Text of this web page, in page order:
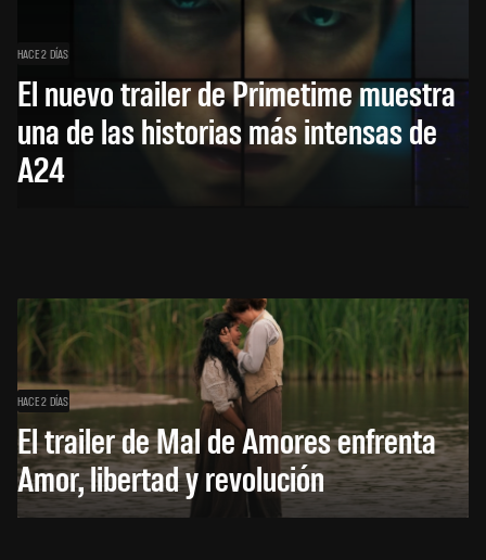
HACE 2 DÍAS
El nuevo trailer de Primetime muestra
una de las historias más intensas de
A24
HACE 2 DÍAS
El trailer de Mal de Amores enfrenta
Amor, libertad y revolución